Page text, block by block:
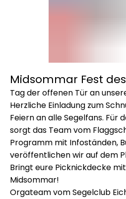
Segelclub
Midsommar Fest
Tag der offenen Tür an
Herzliche Einladung zum
Feiern an alle Segelfans. Für
sorgt das Team vom
Programm mit Infoständen,
veröffentlichen wir auf dem
Bringt eure Picknickdecke
Midsommar!
Orgateam vom Segelclub